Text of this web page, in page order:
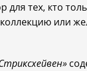
для тех, кто
или